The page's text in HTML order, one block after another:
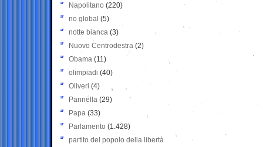
Napolitano (220)
no global (5)
notte bianca (3)
Nuovo Centrodestra (2)
Obama (11)
olimpiadi (40)
Oliveri (4)
Pannella (29)
Papa (33)
Parlamento (1.428)
partito del popolo della libertà